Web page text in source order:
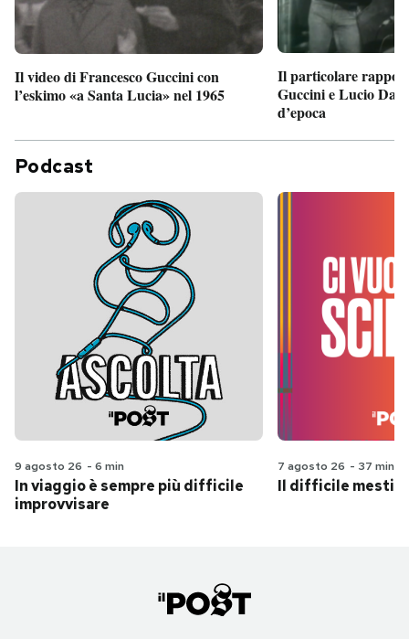
Il video di Francesco Guccini con
l’eskimo «a Santa Lucia» nel 1965
Il particolare
Guccini e Lucio
d’epoca
Podcast
9 agosto 26 - 6 min
In viaggio è sempre più difficile
improvvisare
7 agosto 26 - 37 min
Il difficile